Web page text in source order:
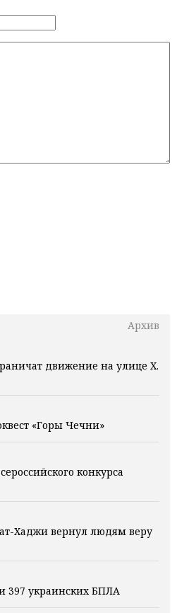
Архив
движение на улице Х.
«Горы Чечни»
конкурса
Хаджи вернул людям веру
397 украинских БПЛА